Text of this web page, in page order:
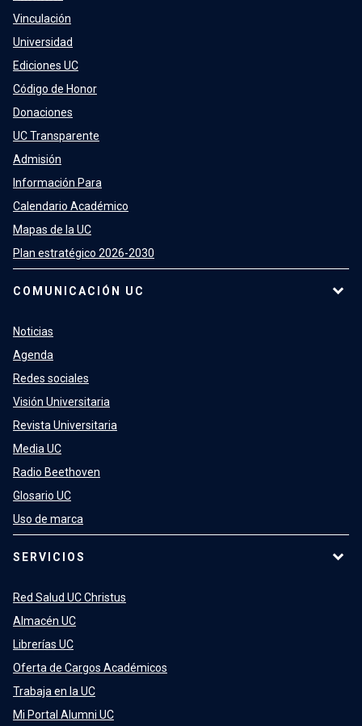
Vinculación
Universidad
Ediciones UC
Código de Honor
Donaciones
UC Transparente
Admisión
Información Para
Calendario Académico
Mapas de la UC
Plan estratégico 2026-2030
COMUNICACIÓN UC
Noticias
Agenda
Redes sociales
Visión Universitaria
Revista Universitaria
Media UC
Radio Beethoven
Glosario UC
Uso de marca
SERVICIOS
Red Salud UC Christus
Almacén UC
Librerías UC
Oferta de Cargos Académicos
Trabaja en la UC
Mi Portal Alumni UC